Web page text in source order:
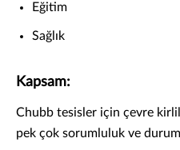
Eğitim
Sağlık
Kapsam:
Chubb tesisler için çevre
pek çok sorumluluk ve